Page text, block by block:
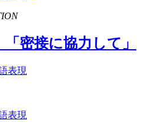
密接に協力して」
表現
表現